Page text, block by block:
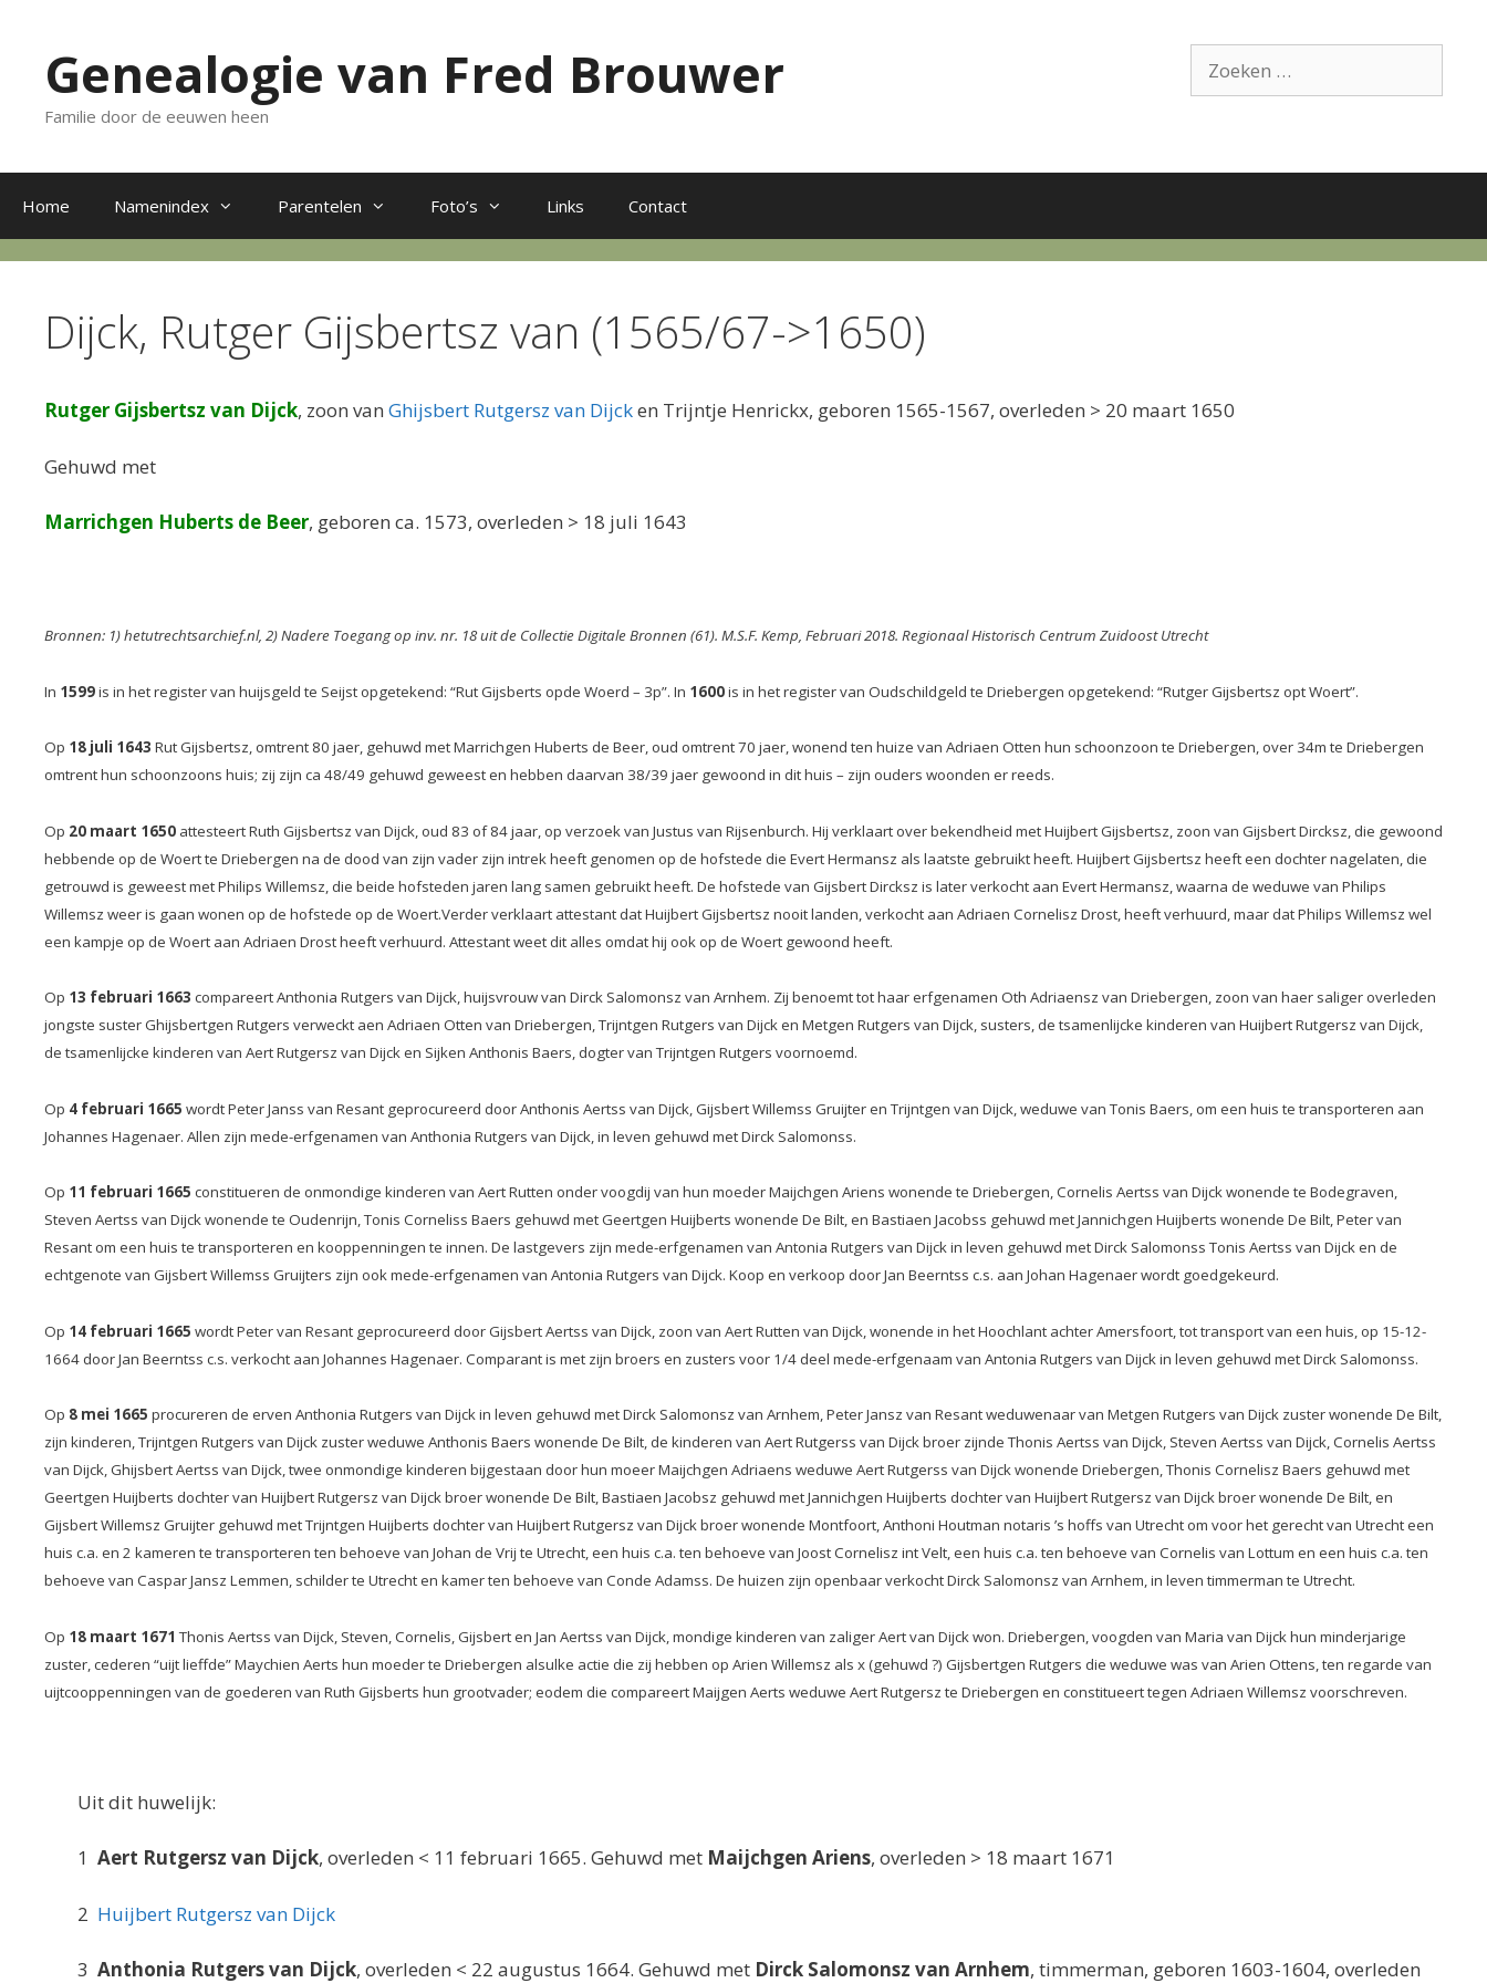
inhoud
naar:
Genealogie van Fred Brouwer
Familie door de eeuwen heen
Home Namenindex Parentelen Foto’s Links Contact
Dijck, Rutger Gijsbertsz van (1565/67->1650)
Rutger Gijsbertsz van Dijck, zoon van Ghijsbert Rutgersz van Dijcken Trijntje Henrickx, geboren 1565-1567, overleden > 20 maart 1650
Gehuwd met
Marrichgen Huberts de Beer, geboren ca. 1573, overleden > 18 juli 1643
Bronnen: 1) hetutrechtsarchief.nl, 2) Nadere Toegang op inv. nr. 18 uit de Collectie Digitale Bronnen (61). M.S.F. Kemp, Februari 2018. Regionaal Historisch Centrum Zuidoost Utrecht
In 1599is in het register van huijsgeld te Seijst opgetekend: “Rut Gijsberts opde Woerd – 3p”. In 1600is in het register van Oudschildgeld te Driebergen opgetekend: “Rutger Gijsbertsz opt Woert”.
Op 18 juli 1643 Rut Gijsbertsz, omtrent 80 jaer, gehuwd met Marrichgen Huberts de Beer, oud omtrent 70 jaer, wonend ten huize van Adriaen Otten hun schoonzoon te Driebergen, over 34m te Driebergen
omtrent hun schoonzoons huis; zij zijn ca 48/49 gehuwd geweest en hebben daarvan 38/39 jaer gewoond in dit huis – zijn ouders woonden er reeds.
Op 20 maart 1650 attesteert Ruth Gijsbertsz van Dijck, oud 83 of 84 jaar, op verzoek van Justus van Rijsenburch. Hij verklaart over bekendheid met Huijbert Gijsbertsz, zoon van Gijsbert Dircksz, die gewoond
hebbende op de Woert te Driebergen na de dood van zijn vader zijn intrek heeft genomen op de hofstede die Evert Hermansz als laatste gebruikt heeft. Huijbert Gijsbertsz heeft een dochter nagelaten, die
getrouwd is geweest met Philips Willemsz, die beide hofsteden jaren lang samen gebruikt heeft. De hofstede van Gijsbert Dircksz is later verkocht aan Evert Hermansz, waarna de weduwe van Philips
Willemsz weer is gaan wonen op de hofstede op de Woert.Verder verklaart attestant dat Huijbert Gijsbertsz nooit landen, verkocht aan Adriaen Cornelisz Drost, heeft verhuurd, maar dat Philips Willemsz wel
een kampje op de Woert aan Adriaen Drost heeft verhuurd. Attestant weet dit alles omdat hij ook op de Woert gewoond heeft.
Op 13 februari 1663 compareert Anthonia Rutgers van Dijck, huijsvrouw van Dirck Salomonsz van Arnhem. Zij benoemt tot haar erfgenamen Oth Adriaensz van Driebergen, zoon van haer saliger overleden
jongste suster Ghijsbertgen Rutgers verweckt aen Adriaen Otten van Driebergen, Trijntgen Rutgers van Dijck en Metgen Rutgers van Dijck, susters, de tsamenlijcke kinderen van Huijbert Rutgersz van Dijck,
de tsamenlijcke kinderen van Aert Rutgersz van Dijck en Sijken Anthonis Baers, dogter van Trijntgen Rutgers voornoemd.
Op 4 februari 1665 wordt Peter Janss van Resant geprocureerd door Anthonis Aertss van Dijck, Gijsbert Willemss Gruijter en Trijntgen van Dijck, weduwe van Tonis Baers, om een huis te transporteren aan
Johannes Hagenaer. Allen zijn mede-erfgenamen van Anthonia Rutgers van Dijck, in leven gehuwd met Dirck Salomonss.
Op 11 februari 1665 constitueren de onmondige kinderen van Aert Rutten onder voogdij van hun moeder Maijchgen Ariens wonende te Driebergen, Cornelis Aertss van Dijck wonende te Bodegraven,
Steven Aertss van Dijck wonende te Oudenrijn, Tonis Corneliss Baers gehuwd met Geertgen Huijberts wonende De Bilt, en Bastiaen Jacobss gehuwd met Jannichgen Huijberts wonende De Bilt, Peter van
Resant om een huis te transporteren en kooppenningen te innen. De lastgevers zijn mede-erfgenamen van Antonia Rutgers van Dijck in leven gehuwd met Dirck Salomonss Tonis Aertss van Dijck en de
echtgenote van Gijsbert Willemss Gruijters zijn ook mede-erfgenamen van Antonia Rutgers van Dijck. Koop en verkoop door Jan Beerntss c.s. aan Johan Hagenaer wordt goedgekeurd.
Op 14 februari 1665 wordt Peter van Resant geprocureerd door Gijsbert Aertss van Dijck, zoon van Aert Rutten van Dijck, wonende in het Hoochlant achter Amersfoort, tot transport van een huis, op 15-12-
1664 door Jan Beerntss c.s. verkocht aan Johannes Hagenaer. Comparant is met zijn broers en zusters voor 1/4 deel mede-erfgenaam van Antonia Rutgers van Dijck in leven gehuwd met Dirck Salomonss.
Op 8 mei 1665 procureren de erven Anthonia Rutgers van Dijck in leven gehuwd met Dirck Salomonsz van Arnhem, Peter Jansz van Resant weduwenaar van Metgen Rutgers van Dijck zuster wonende De Bilt,
zijn kinderen, Trijntgen Rutgers van Dijck zuster weduwe Anthonis Baers wonende De Bilt, de kinderen van Aert Rutgerss van Dijck broer zijnde Thonis Aertss van Dijck, Steven Aertss van Dijck, Cornelis Aertss
van Dijck, Ghijsbert Aertss van Dijck, twee onmondige kinderen bijgestaan door hun moeer Maijchgen Adriaens weduwe Aert Rutgerss van Dijck wonende Driebergen, Thonis Cornelisz Baers gehuwd met
Geertgen Huijberts dochter van Huijbert Rutgersz van Dijck broer wonende De Bilt, Bastiaen Jacobsz gehuwd met Jannichgen Huijberts dochter van Huijbert Rutgersz van Dijck broer wonende De Bilt, en
Gijsbert Willemsz Gruijter gehuwd met Trijntgen Huijberts dochter van Huijbert Rutgersz van Dijck broer wonende Montfoort, Anthoni Houtman notaris ’s hoffs van Utrecht om voor het gerecht van Utrecht een
huis c.a. en 2 kameren te transporteren ten behoeve van Johan de Vrij te Utrecht, een huis c.a. ten behoeve van Joost Cornelisz int Velt, een huis c.a. ten behoeve van Cornelis van Lottum en een huis c.a. ten
behoeve van Caspar Jansz Lemmen, schilder te Utrecht en kamer ten behoeve van Conde Adamss. De huizen zijn openbaar verkocht Dirck Salomonsz van Arnhem, in leven timmerman te Utrecht.
Op 18 maart 1671 Thonis Aertss van Dijck, Steven, Cornelis, Gijsbert en Jan Aertss van Dijck, mondige kinderen van zaliger Aert van Dijck won. Driebergen, voogden van Maria van Dijck hun minderjarige
zuster, cederen “uijt lieffde” Maychien Aerts hun moeder te Driebergen alsulke actie die zij hebben op Arien Willemsz als x (gehuwd ?) Gijsbertgen Rutgers die weduwe was van Arien Ottens, ten regarde van
uijtcooppenningen van de goederen van Ruth Gijsberts hun grootvader; eodem die compareert Maijgen Aerts weduwe Aert Rutgersz te Driebergen en constitueert tegen Adriaen Willemsz voorschreven.
Uit dit huwelijk:
1 Aert Rutgersz van Dijck, overleden < 11 februari 1665. Gehuwd met Maijchgen Ariens, overleden > 18 maart 1671
2 Huijbert Rutgersz van Dijck
3 Anthonia Rutgers van Dijck, overleden < 22 augustus 1664. Gehuwd met Dirck Salomonsz van Arnhem, timmerman, geboren 1603-1604, overleden